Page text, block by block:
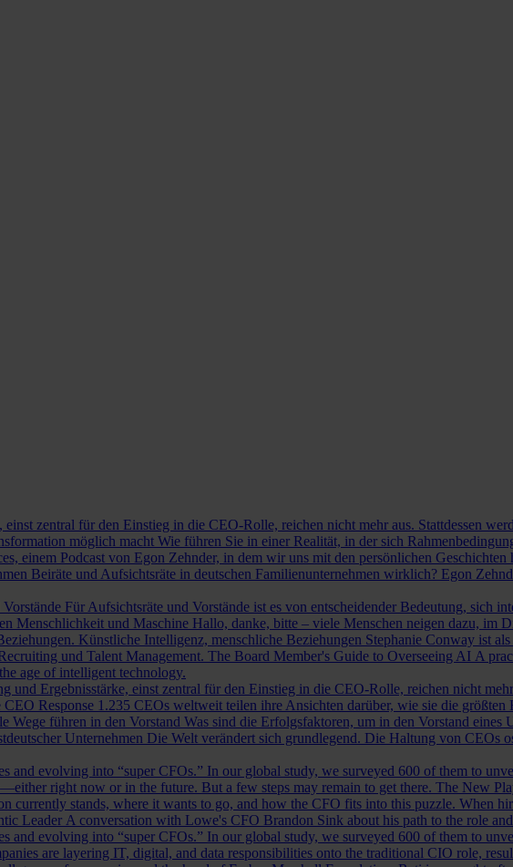
einst zentral für den Einstieg in die CEO-Rolle, reichen nicht mehr aus. Stattdessen
möglich macht Wie führen Sie in einer Realität, in der sich
einem Podcast von Egon Zehnder, in dem wir uns mit den persönlichen
Beiräte und Aufsichtsräte in deutschen Familienunternehmen wirklich? Egon
Für Aufsichtsräte und Vorstände ist es von entscheidender Bedeutung, sich
Menschlichkeit und Maschine Hallo, danke, bitte – viele Menschen neigen dazu, im
Künstliche Intelligenz, menschliche Beziehungen Stephanie Conway ist
und Talent Management. The Board Member's Guide to Overseeing AI A
age of intelligent technology.
und Ergebnisstärke, einst zentral für den Einstieg in die CEO-Rolle, reichen nicht
CEO Response 1.235 CEOs weltweit teilen ihre Ansichten darüber, wie sie die größten
Wege führen in den Vorstand Was sind die Erfolgsfaktoren, um in den Vorstand
Unternehmen Die Welt verändert sich grundlegend. Die Haltung von CEOs
and evolving into “super CFOs.” In our global study, we surveyed 600 of them to
right now or in the future. But a few steps may remain to get there. The New
currently stands, where it wants to go, and how the CFO fits into this puzzle. When
Leader A conversation with Lowe's CFO Brandon Sink about his path to the role
and evolving into “super CFOs.” In our global study, we surveyed 600 of them to
are layering IT, digital, and data responsibilities onto the traditional CIO role,